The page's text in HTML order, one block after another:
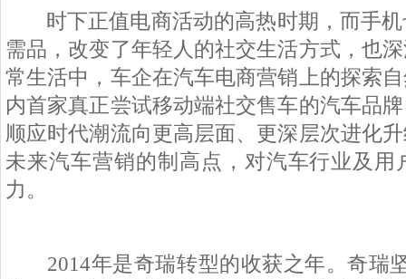
时下正值电商活动的高热时期，而手
需品，改变了年轻人的社交生活方式，也
常生活中，车企在汽车电商营销上的探索
内首家真正尝试移动端社交售车的汽车品
顺应时代潮流向更高层面、更深层次进化
未来汽车营销的制高点，对汽车行业及用
力。
2014年是奇瑞转型的收获之年。奇瑞